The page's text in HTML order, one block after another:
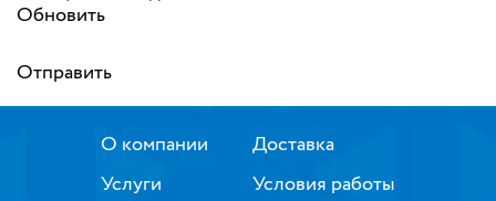
Обновить
Отправить
О компании
Услуги
Доставка
Условия работы